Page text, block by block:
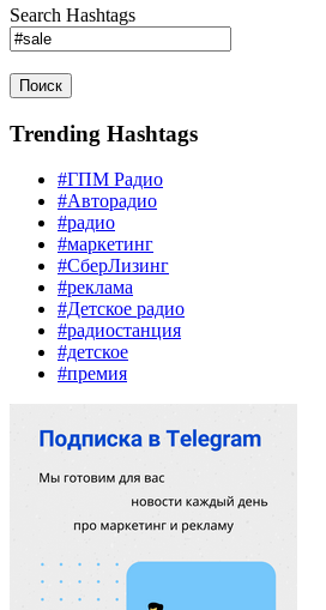
Search Hashtags
Поиск
Trending Hashtags
#ГПМ Радио
#Авторадио
#радио
#маркетинг
#СберЛизинг
#реклама
#Детское радио
#радиостанция
#детское
#премия